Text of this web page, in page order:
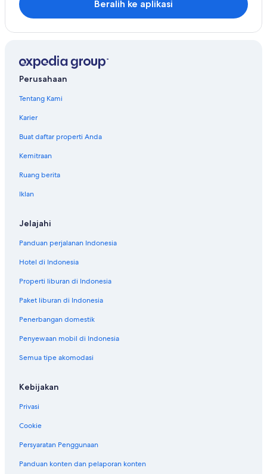
Beralih ke aplikasi
Perusahaan
Tentang Kami
Karier
Buat daftar properti Anda
Kemitraan
Ruang berita
Iklan
Jelajahi
Panduan perjalanan Indonesia
Hotel di Indonesia
Properti liburan di Indonesia
Paket liburan di Indonesia
Penerbangan domestik
Penyewaan mobil di Indonesia
Semua tipe akomodasi
Kebijakan
Privasi
Cookie
Persyaratan Penggunaan
Panduan konten dan pelaporan konten